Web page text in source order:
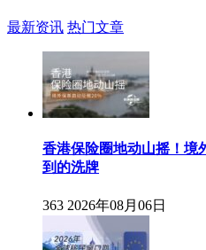
最新资讯 热门文章
香港保险圈地动山摇！境
到的洗牌
363 2026年08月06日